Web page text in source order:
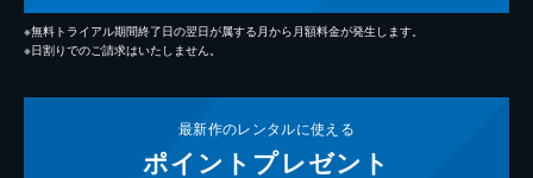
※無料トライアル期間終了日の翌日が属する月から月額料金が発生します。
※日割りでのご請求はいたしません。
最新作のレンタルに使える
ポイント プレゼント